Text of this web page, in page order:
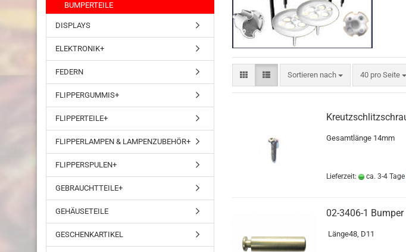
Sortieren nach
Sortieren nach 40 pro Seite
pro Seite
Gesamtlänge 14mm
Lieferzeit: ca. 3-4 Tage
02-3406-1
Länge48, D11
BUMPERTEILE
DISPLAYS
ELEKTRONIK+
FEDERN
FLIPPERGUMMIS+
FLIPPERTEILE+
FLIPPERLAMPEN & LAMPENZUBEHÖR+
FLIPPERSPULEN+
GEBRAUCHTTEILE+
GEHÄUSETEILE
GESCHENKARTIKEL